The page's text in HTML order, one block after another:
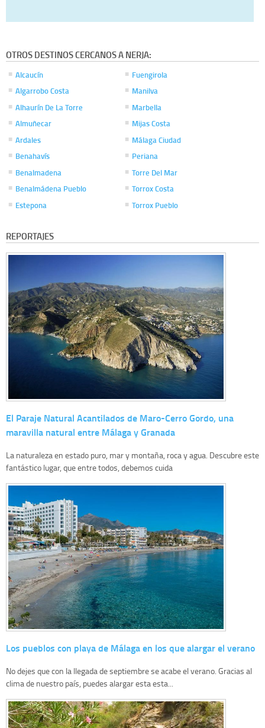
OTROS DESTINOS CERCANOS A NERJA:
Alcaucín
Algarrobo Costa
Alhaurín De La Torre
Almuñecar
Ardales
Benahavís
Benalmadena
Benalmádena Pueblo
Estepona
Fuengirola
Manilva
Marbella
Mijas Costa
Málaga Ciudad
Periana
Torre Del Mar
Torrox Costa
Torrox Pueblo
REPORTAJES
El Paraje Natural Acantilados de Maro-Cerro Gordo, una
maravilla natural entre Málaga y Granada
La naturaleza en estado puro, mar y montaña, roca y agua. Descubre este
fantástico lugar, que entre todos, debemos cuida
Los pueblos con playa de Málaga en los que alargar el verano
No dejes que con la llegada de septiembre se acabe el verano. Gracias al
clima de nuestro país, puedes alargar esta esta...